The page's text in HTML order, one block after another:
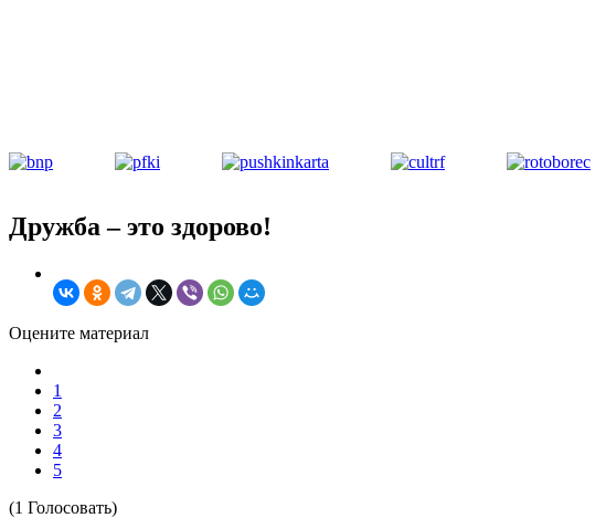
Дружба – это здорово!
Оцените материал
1
2
3
4
5
(1 Голосовать)